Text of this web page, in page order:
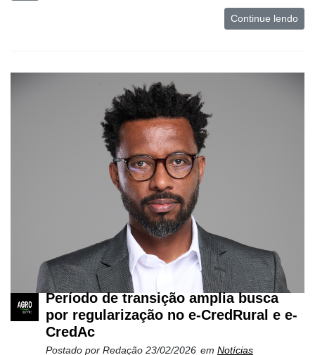
Continue lendo
Período de transição amplia busca
por regularização no e-CredRural e e-
CredAc
Postado por Redação 23/02/2026 em Notícias